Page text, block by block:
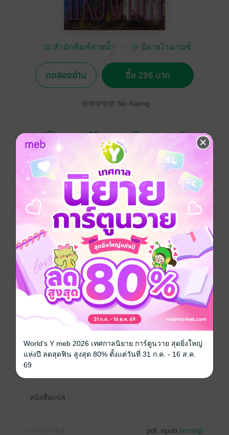
สำนักพิมพ์สายน้ำ
นิยายโรมานซ์
ทดลองอ่าน ซื้อ 296 บาท
No Rating
อยากได้ ซื้อเป็นของขวัญ ติดตาม
ความรักของพวกเขาทั้งสับสนและร้อนระอุราวกับท้องฟ้า
ซึ่งปั่นป่วนด้วยกระแสลม...และอ่อนโยนราวกับสัมผัสจาก
แสงตะวัน เธอคือแอเรียล เจ้าหญิงผมทองแห่งผืนป่าใน
ตำนาน ธอมีชีวิตอยู่ท่ามกลางผืนป่า และสวมใส่เสื้อผ้า
ของบุรุษ โดยมีเสือจากัวร์อยู่เคียงข้าง เธอมีอำนาจในการ
พูดกับสัตว์ป่า...และยับยั้งผู้บุกรุกที่เข้ามาในดินแดนลึกลับ
เขาคือเซธดริด หัวหน้าเผ่าแมคเทเวอร์ นักรบผู้พ่ายแพ้
ครอบครัวของเขาถูกสังหารโหด ปราสาทถูกทำลายจน
พินาศ เมื่อศัตรูไล่หลังมาติดๆ เขาจึงเสี่ยงเข้าไปในป่าลึก
เปล่าเปลี่ยว ซึ่งไม่มีผู้ใดกลับออกมาอีก เมื่อผู้ที่อาศัยในป่า
จู่โจมเขา ชายหนุ่มก็ไม่ลังเลที่จะจับตัวเด็กหนุ่มซึ่งเป็น
หัวหน้าไว้เป็นตัวประกัน เพื่อให้แน่ใจว่าการเดินทางผ่าน
ป่าของเขาจะปลอดภัย เขาแทบไม่สงสัยว่าเด็กหนุ่มร่าง
เล็กอารมณ์ร้าย ซึ่งเขาเรียกว่าสไควร์ อีกทั้งให้คำมั่นว่าจะ
ปกป้องนั้นแท้ที่จริงคือหญิงงาม ซึ่งความรู้สึกเร่าร้อนต่อ
ชีวิตและความรักนั้นเท่าเทียมกับตัวเขา ทั้งคู่ต่อกรศัตรู
เคียงข้างกัน ทะยานขันสู่ความหรรษาสูงสุด...และค้นพบ
หนังสือแปล
pdf, epub (สารบัญ)
World's Y meb 2026 เทศกาลนิยาย การ์ตูนวาย สุดยิ่งใหญ่
แห่งปี ลดสุดฟิน สูงสุด 80% ตั้งแต่วันที่ 31 ก.ค. - 16 ส.ค.
69